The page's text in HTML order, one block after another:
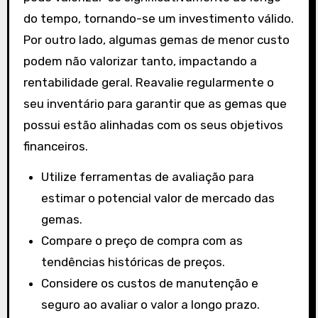
do tempo, tornando-se um investimento válido.
Por outro lado, algumas gemas de menor custo
podem não valorizar tanto, impactando a
rentabilidade geral. Reavalie regularmente o
seu inventário para garantir que as gemas que
possui estão alinhadas com os seus objetivos
financeiros.
Utilize ferramentas de avaliação para
estimar o potencial valor de mercado das
gemas.
Compare o preço de compra com as
tendências históricas de preços.
Considere os custos de manutenção e
seguro ao avaliar o valor a longo prazo.